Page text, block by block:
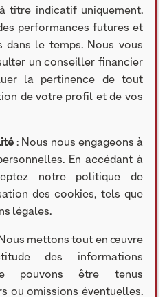
titre indicatif uniquement.
performances futures et
dans le temps. Nous vous
un conseiller financier
la pertinence de tout
de votre profil et de vos
: Nous nous engageons à
En accédant à
notre politique de
des cookies, tels que
légales.
mettons tout en œuvre
des informations
pouvons être tenus
ou omissions éventuelles.